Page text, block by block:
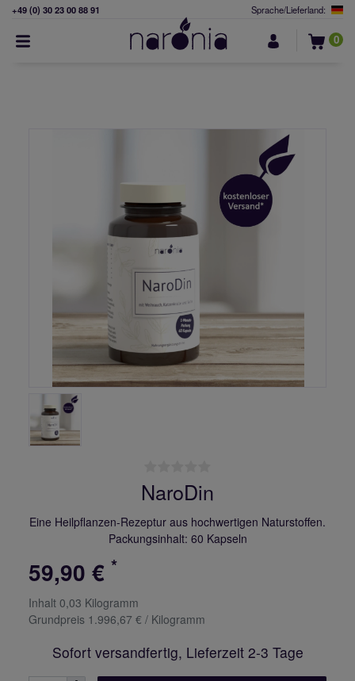
+49 (0) 30 23 00 88 91 Sprache/Lieferland:
0
NaroDin
Eine Heilpflanzen-Rezeptur aus hochwertigen Naturstoffen.
Packungsinhalt: 60 Kapseln
59,90 € *
Inhalt 0,03 Kilogramm
Grundpreis 1.996,67 € / Kilogramm
Sofort versandfertig, Lieferzeit 2-3 Tage